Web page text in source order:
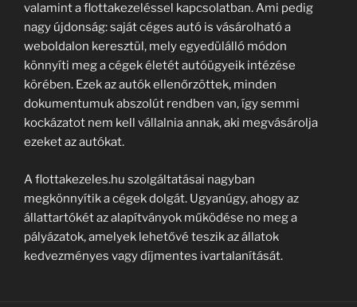
valamint a flottakezeléssel kapcsolatban. Ami pedig
nagy újdonság: saját céges autó is vásárolható a
weboldalon keresztül, mely egyedülálló módon
könnyíti meg a cégek életét autóügyeik intézése
körében. Ezek az autók ellenőrzöttek, minden
dokumentumuk abszolút rendben van, így semmi
kockázatot nem kell vállalnia annak, aki megvásárolja
ezeket az autókat.
A flottakezeles.hu szolgáltatásai nagyban
megkönnyítik a cégek dolgát. Ugyanúgy, ahogy az
állattartókét az alapítványok működése no meg a
pályázatok, amelyek lehetővé teszik az állatok
kedvezményes vagy díjmentes ivartalanítását.